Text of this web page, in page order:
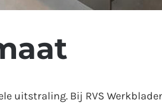
uitstraling. Bij RVS